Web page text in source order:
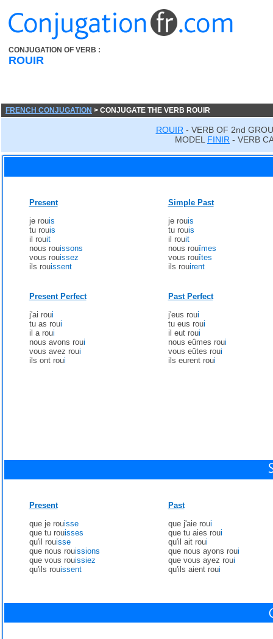
CONJUGATION OF VERB :
ROUIR
FRENCH CONJUGATION > CONJUGATE THE VERB ROUIR
ROUIR - VERB OF 2nd
MODEL FINIR - VERB
Present
je rouis
tu rouis
il rouit
nous rouissons
vous rouissez
ils rouissent
Simple Past
je rouis
tu rouis
il rouit
nous rouîmes
vous rouîtes
ils rouirent
Present Perfect
j'ai roui
tu as roui
il a roui
nous avons roui
vous avez roui
ils ont roui
Past Perfect
j'eus roui
tu eus roui
il eut roui
nous eûmes roui
vous eûtes roui
ils eurent roui
Present
que je rouisse
que tu rouisses
qu'il rouisse
que nous rouissions
que vous rouissiez
qu'ils rouissent
Past
que j'aie roui
que tu aies roui
qu'il ait roui
que nous ayons roui
que vous ayez roui
qu'ils aient roui